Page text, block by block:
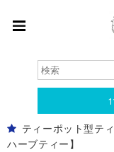
ティーポット型テ
ハーブティー】